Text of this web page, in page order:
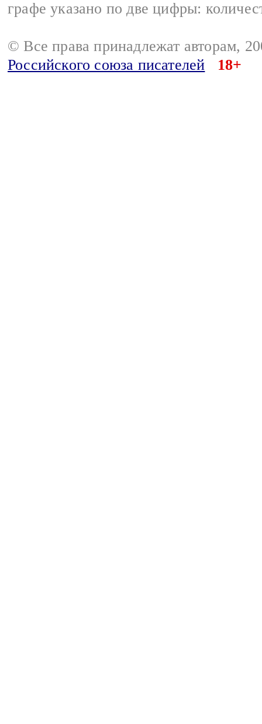
графе указано по две цифры:
© Все права принадлежат авторам,
Российского союза писателей
18+